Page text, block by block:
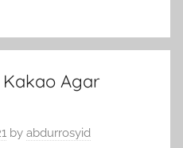
Agar
by abdurrosyid